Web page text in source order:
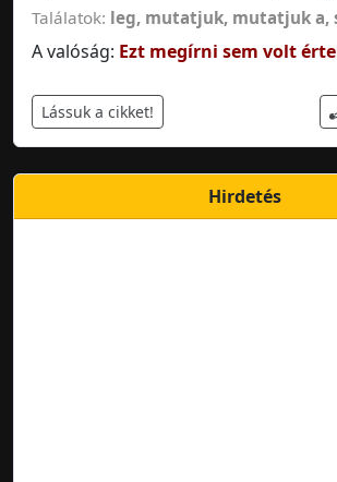
Találatok: leg, mutatjuk, mutatjuk a,
A valóság: Ezt megírni sem volt
Lássuk a cikket!
Hirdetés